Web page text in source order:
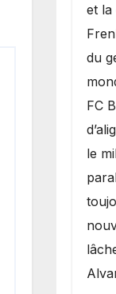
et la
du
FC
le